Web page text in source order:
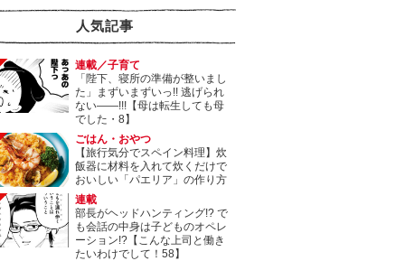
人気記事
連載／子育て
「陛下、寝所の準備が整いまし
た」まずいまずいっ!! 逃げられ
ない――!!!【母は転生しても母
でした・8】
ごはん・おやつ
【旅行気分でスペイン料理】炊
飯器に材料を入れて炊くだけで
おいしい「パエリア」の作り方
連載
部長がヘッドハンティング!? で
も会話の中身は子どものオペレ
ーション!?【こんな上司と働き
たいわけでして！58】